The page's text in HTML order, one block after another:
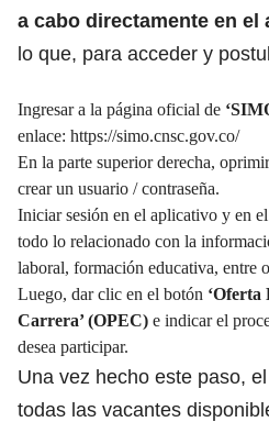
a cabo directamente en el
lo que, para acceder y
Ingresar a la página oficial de
enlace: https://simo.cnsc.gov.co/
En la parte superior derecha,
crear un usuario / contraseña.
Iniciar sesión en el aplicativo y en
todo lo relacionado con la
laboral, formación educativa, entre
Luego, dar clic en el botón ‘Oferta
Carrera’ (OPEC) e indicar el
desea participar.
Una vez hecho este paso,
todas las vacantes